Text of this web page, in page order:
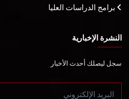
برامج الدراسات العليا
النشرة الإخبارية
سجل ليصلك أحدث الأخبار